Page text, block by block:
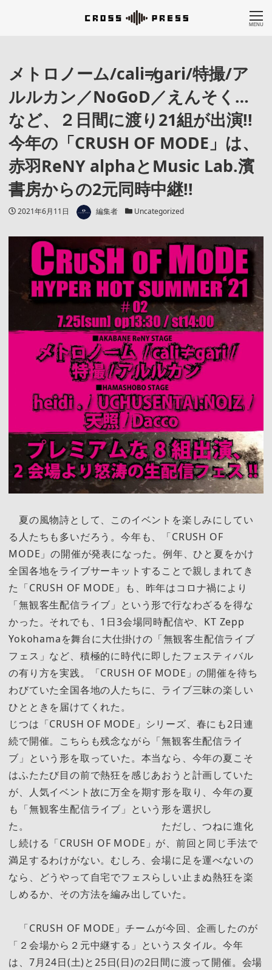
MENU
メトロノーム/cali≠gari/特撮/ア
ルルカン／NoGoD／えんそく…
など、２日間に渡り21組が出演!!
今年の「CRUSH OF MODE」は、
赤羽ReNY alphaとMusic Lab.濱
書房からの2元同時中継!!
投稿日
2021年6月11日 著者 編集者 カテゴリー
Uncategorized
夏の風物詩として、このイベントを楽しみにしてい
る人たちも多いだろう。今年も、「CRUSH OF
MODE」の開催が発表になった。例年、ひと夏をかけ
全国各地をライブサーキットすることで親しまれてき
た「CRUSH OF MODE」も、昨年はコロナ禍により
「無観客生配信ライブ」という形で行なわざるを得な
かった。それでも、1日3会場同時配信や、KT Zepp
Yokohamaを舞台に大仕掛けの「無観客生配信ライブ
フェス」など、積極的に時代に即したフェスティバル
の有り方を実践。「CRUSH OF MODE」の開催を待ち
わびていた全国各地の人たちに、ライブ三昧の楽しい
ひとときを届けてくれた。
じつは「CRUSH OF MODE」シリーズ、春にも2日連
続で開催。こちらも残念ながら「無観客生配信ライ
ブ」という形を取っていた。本当なら、今年の夏こそ
はふたたび目の前で熱狂を感じあおうと計画していた
が、人気イベント故に万全を期す形を取り、今年の夏
も「無観客生配信ライブ」という形を選択し
た。 ただし、つねに進化
し続ける「CRUSH OF MODE」が、前回と同じ手法で
満足するわけがない。むしろ、会場に足を運べないの
なら、どうやって自宅でフェスらしい止まぬ熱狂を楽
しめるか、その方法を編み出していた。
「CRUSH OF MODE」チームが今回、企画したのが
「２会場から２元中継する」というスタイル。今年
は、7月24日(土)と25日(日)の2日間に渡って開催。会場